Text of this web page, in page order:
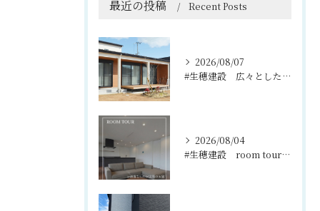
最近の投稿 Recent Posts
2026/08/07
#生穂建設 広々としたウッドデッキは、室内と庭を繋ぐ心地よい...
2026/08/04
#生穂建設 room tour🏠